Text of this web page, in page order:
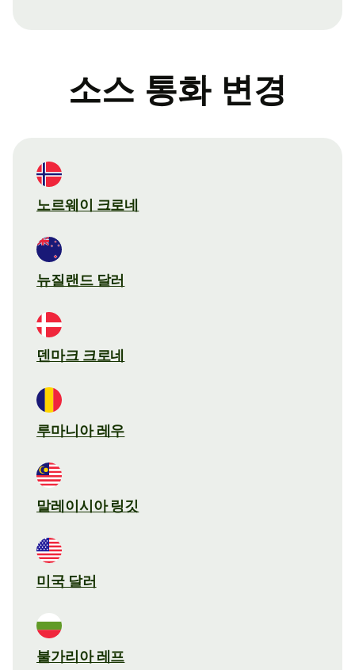
소스 통화 변경
노르웨이 크로네
뉴질랜드 달러
덴마크 크로네
루마니아 레우
말레이시아 링깃
미국 달러
불가리아 레프